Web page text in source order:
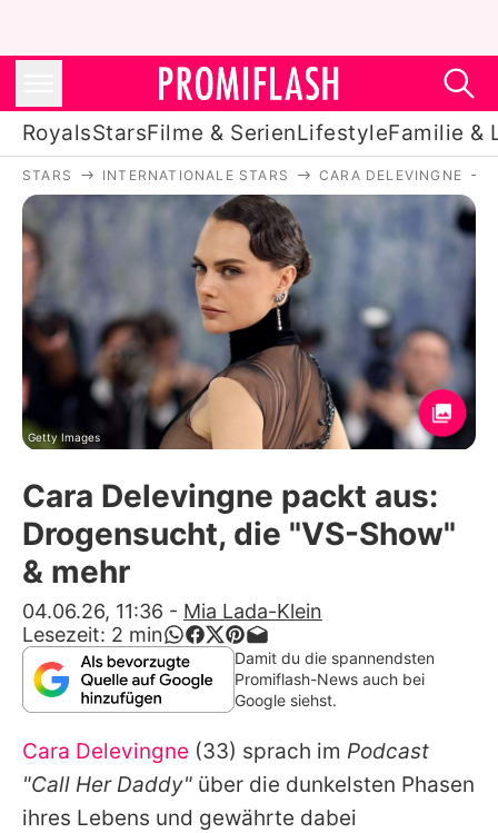
RoyalsStarsFilme & SerienLifestyleFamilie &
Royals
Stars
Filme & Serien
Lifestyle
Familie & Liebe
Promiflash Exklusiv
Alle Themen auf Promiflash
App runterladen
Team
Redaktionelle Richtlinien
Impressum
Datenschutzerklärung
STARS INTERNATIONALE STARS CARA DELEVINGNE
Getty Images
Cara Delevingne packt aus:
Drogensucht, die "VS-Show"
& mehr
04.06.26, 11:36 - Mia Lada-Klein
Lesezeit: 2 min
Damit du die spannendsten
Promiflash-News auch bei
Google siehst.
Cara Delevingne (33) sprach im Podcast
"Call Her Daddy" über die dunkelsten Phasen
ihres Lebens und gewährte dabei